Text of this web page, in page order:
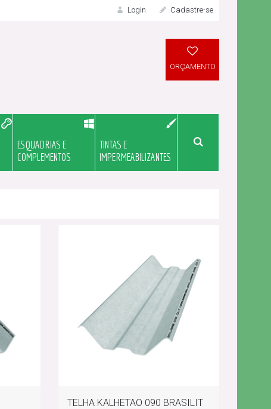
Login
LOGIN
Cadastre-se
ORÇAMENTO
ESQUADRIAS E
COMPLEMENTOS
TINTAS E
IMPERMEABILIZANTES
TELHA KALHETAO 090 BRASILIT